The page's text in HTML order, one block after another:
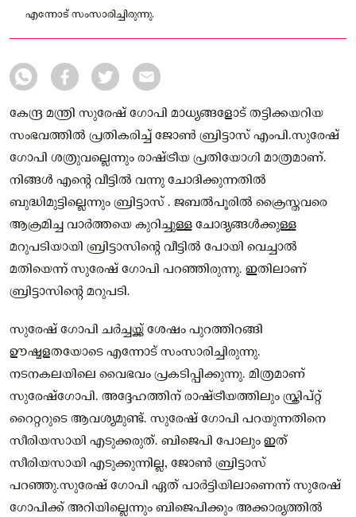
എന്നോട് സംസാരിച്ചിരുന്നു.
കേന്ദ്ര മന്ത്രി സുരേഷ് ഗോപി മാധ്യങ്ങളോട് തട്ടിക്കയറിയ
സംഭവത്തിൽ പ്രതികരിച്ച് ജോൺ ബ്രിട്ടാസ് എംപി.സുരേഷ്
ഗോപി ശത്രുവല്ലെന്നും രാഷ്ട്രീയ പ്രതിയോഗി മാത്രമാണ്.
നിങ്ങൾ എന്റെ വീട്ടിൽ വന്നു ചോദിക്കുന്നതിൽ
ബുദ്ധിമുട്ടില്ലെന്നും ബ്രിട്ടാസ് . ജബൽപൂരിൽ ക്രൈസ്തവരെ
ആക്രമിച്ച വാർത്തയെ കുറിച്ചുള്ള ചോദ്യങ്ങൾക്കുള്ള
മറുപടിയായി ബ്രിട്ടാസിന്റെ വീട്ടിൽ പോയി വെച്ചാൽ
മതിയെന്ന് സുരേഷ് ഗോപി പറഞ്ഞിരുന്നു. ഇതിലാണ്
ബ്രിട്ടാസിന്റെ മറുപടി.
സുരേഷ് ഗോപി ചർച്ചയ്ക്ക് ശേഷം പുറത്തിറങ്ങി
ഊഷ്മളതയോടെ എന്നോട് സംസാരിച്ചിരുന്നു.
നടനകലയിലെ വൈഭവം പ്രകടിപ്പിക്കുന്നു. മിത്രമാണ്
സുരേഷ്ഗോപി. അദ്ദേഹത്തിന് രാഷ്ട്രീയത്തിലും സ്ക്രിപ്റ്റ്
റൈറ്ററുടെ ആവശ്യമുണ്ട്. സുരേഷ് ഗോപി പറയുന്നതിനെ
സീരിയസായി എടുക്കരുത്. ബിജെപി പോലും ഇത്
സീരിയസായി എടുക്കുന്നില്ല, ജോൺ ബ്രിട്ടാസ്
പറഞ്ഞു.സുരേഷ് ഗോപി ഏത് പാർട്ടിയിലാണെന്ന് സുരേഷ്
ഗോപിക്ക് അറിയില്ലെന്നും ബിജെപിക്കും അക്കാര്യത്തിൽ